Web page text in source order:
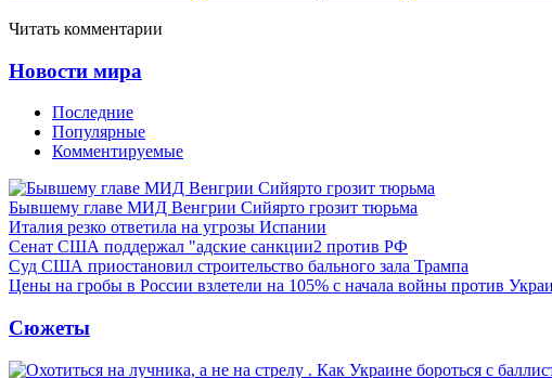
Читать комментарии
Новости мира
Последние
Популярные
Комментируемые
Бывшему главе МИД Венгрии Сийярто грозит тюрьма
Италия резко ответила на угрозы Испании
Сенат США поддержал "адские санкции2 против РФ
Суд США приостановил строительство бального зала Трампа
Цены на гробы в России взлетели на 105% с начала войны против
Сюжеты